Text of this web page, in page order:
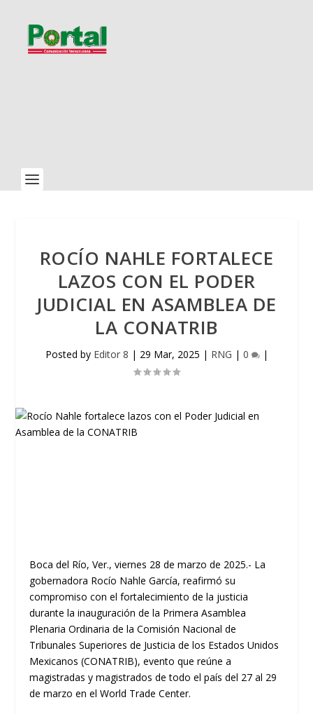
ROCÍO NAHLE FORTALECE
LAZOS CON EL PODER
JUDICIAL EN ASAMBLEA DE
LA CONATRIB
Posted by Editor 8 | 29 Mar, 2025 | RNG | 0 |
Boca del Río, Ver., viernes 28 de marzo de 2025.- La
gobernadora Rocío Nahle García, reafirmó su
compromiso con el fortalecimiento de la justicia
durante la inauguración de la Primera Asamblea
Plenaria Ordinaria de la Comisión Nacional de
Tribunales Superiores de Justicia de los Estados Unidos
Mexicanos (CONATRIB), evento que reúne a
magistradas y magistrados de todo el país del 27 al 29
de marzo en el World Trade Center.